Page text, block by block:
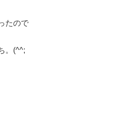
たので
。(^^;